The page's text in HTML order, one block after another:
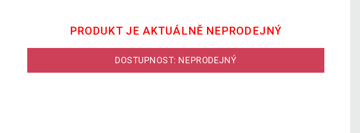
PRODUKT JE AKTUÁLNĚ NEPRODEJNÝ
DOSTUPNOST: NEPRODEJNÝ